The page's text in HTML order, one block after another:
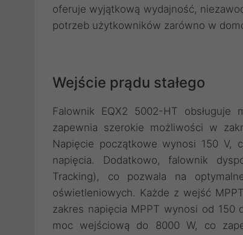
oferuje wyjątkową wydajność,
potrzeb użytkowników zarówno w
Wejście prądu stałego
Falownik EQX2 5002-HT
zapewnia szerokie możliwości w
Napięcie początkowe wynosi 150 V,
napięcia. Dodatkowo, falownik
Tracking), co pozwala na
oświetleniowych. Każde z wejść
zakres napięcia MPPT wynosi od 150
moc wejściową do 8000 W, co